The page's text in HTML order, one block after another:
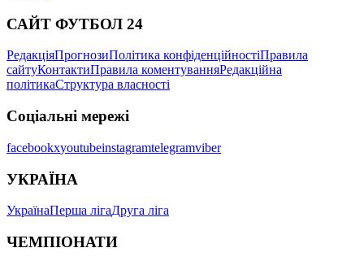
САЙТ ФУТБОЛ 24
РедакціяПрогнозиПолітика конфіденційностіПравила
сайтуКонтактиПравила коментуванняРедакційна
політикаСтруктура власності
Соціальні мережі
facebookxyoutubeinstagramtelegramviber
УКРАЇНА
УкраїнаПерша лігаДруга ліга
ЧЕМПІОНАТИ